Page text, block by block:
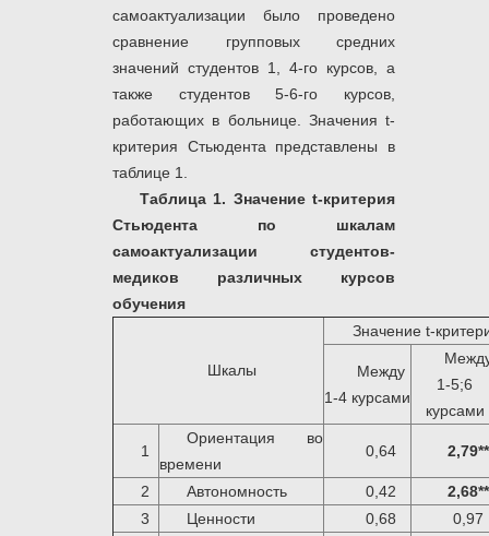
самоактуализации было проведено
сравнение групповых средних
значений студентов 1, 4-го курсов, а
также студентов 5-6-го курсов,
работающих в больнице. Значения t-
критерия Стьюдента представлены в
таблице 1.
Таблица 1. Значениеt-критерия
Стьюдента по шкалам
самоактуализации студентов-
медиков различных курсов
обучения
Шкалы
Значение t-
Между
1-4 курсами
1-5;6
курсами
1
Ориентация во
времени
0,64 2,79**
2 Автономность 0,42
2,68**
3
Ценности 0,68 0,97